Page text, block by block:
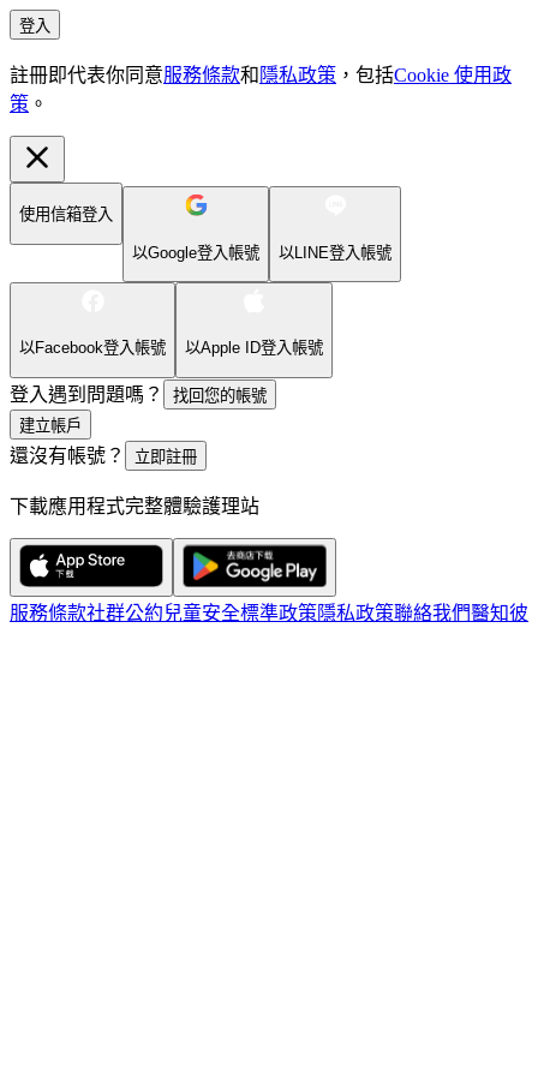
登入
註冊即代表你同意服務條款和 隱私政策 ，包括Cookie 使用政
策 。
使用信箱登入
以Google登入帳號 以LINE登入帳號
以Facebook登入帳號 以Apple ID登入帳號
登入遇到問題嗎？
找回您的帳號
建立帳戶
還沒有帳號？ 立即註冊
下載應用程式完整體驗護理站
服務條款社群公約兒童安全標準政策隱私政策聯絡我們醫知彼